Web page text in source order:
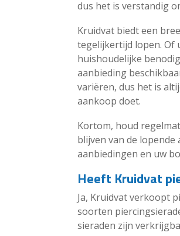
dus het is verstandig
Kruidvat biedt een
tegelijkertijd lopen. Of
huishoudelijke
aanbieding
variëren, dus het is
aankoop doet.
Kortom, houd
blijven van de
aanbiedingen en uw
Heeft Kruidvat
Ja, Kruidvat verkoopt
soorten
sieraden zijn